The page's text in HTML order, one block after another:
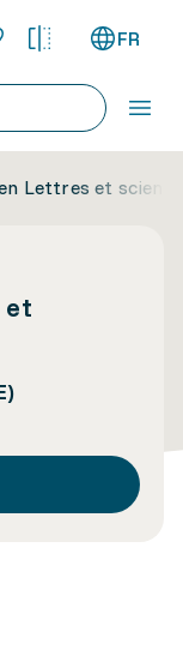
FR
Lettres et
et